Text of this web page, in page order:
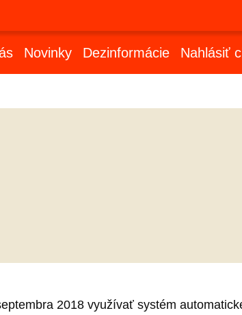
Novinky Dezinformácie Nahlásiť
2018 využívať systém